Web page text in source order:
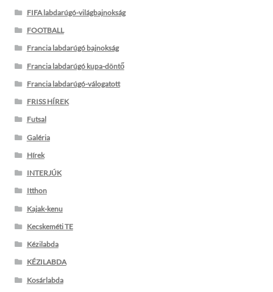
FIFA labdarúgó-világbajnokság
FOOTBALL
Francia labdarúgó bajnokság
Francia labdarúgó kupa-döntő
Francia labdarúgó-válogatott
FRISS HÍREK
Futsal
Galéria
Hírek
INTERJÚK
Itthon
Kajak-kenu
Kecskeméti TE
Kézilabda
KÉZILABDA
Kosárlabda